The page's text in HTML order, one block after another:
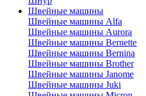
Швейные машины
Швейные машины Alfa
Швейные машины Aurora
Швейные машины Bernette
Швейные машины Bernina
Швейные машины Brother
Швейные машины Janome
Швейные машины Juki